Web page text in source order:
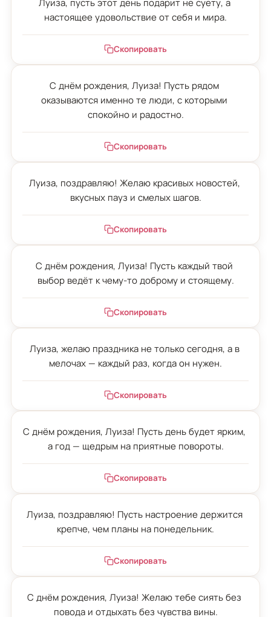
настоящее удовольствие от себя и мира.
Скопировать
С днём рождения, Луиза! Пусть рядом
оказываются именно те люди, с которыми
спокойно и радостно.
Скопировать
Луиза, поздравляю! Желаю красивых новостей,
вкусных пауз и смелых шагов.
Скопировать
С днём рождения, Луиза! Пусть каждый твой
выбор ведёт к чему-то доброму и стоящему.
Скопировать
Луиза, желаю праздника не только сегодня, а в
мелочах — каждый раз, когда он нужен.
Скопировать
С днём рождения, Луиза! Пусть день будет ярким,
а год — щедрым на приятные повороты.
Скопировать
Луиза, поздравляю! Пусть настроение держится
крепче, чем планы на понедельник.
Скопировать
С днём рождения, Луиза! Желаю тебе сиять без
повода и отдыхать без чувства вины.